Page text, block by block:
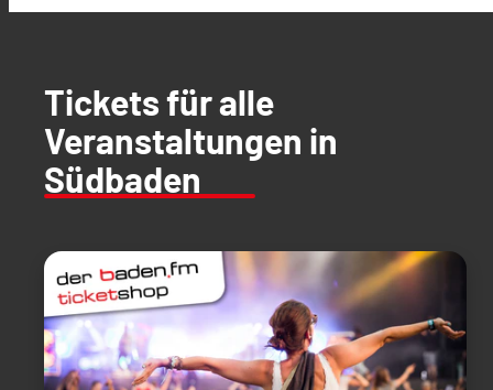
Tickets für alle
Veranstaltungen in
Südbaden